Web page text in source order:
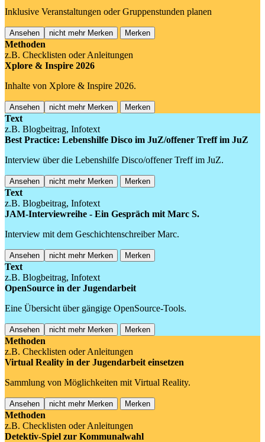
Inklusive Veranstaltungen oder Gruppenstunden planen
Ansehen nicht mehr Merken Merken
Methoden
z.B. Checklisten oder Anleitungen
Xplore & Inspire 2026
Inhalte von Xplore & Inspire 2026.
Ansehen nicht mehr Merken Merken
Text
z.B. Blogbeitrag, Infotext
Best Practice: Lebenshilfe Disco im JuZ/offener Treff im JuZ
Interview über die Lebenshilfe Disco/offener Treff im JuZ.
Ansehen nicht mehr Merken Merken
Text
z.B. Blogbeitrag, Infotext
JAM-Interviewreihe - Ein Gespräch mit Marc S.
Interview mit dem Geschichtenschreiber Marc.
Ansehen nicht mehr Merken Merken
Text
z.B. Blogbeitrag, Infotext
OpenSource in der Jugendarbeit
Eine Übersicht über gängige OpenSource-Tools.
Ansehen nicht mehr Merken Merken
Methoden
z.B. Checklisten oder Anleitungen
Virtual Reality in der Jugendarbeit einsetzen
Sammlung von Möglichkeiten mit Virtual Reality.
Ansehen nicht mehr Merken Merken
Methoden
z.B. Checklisten oder Anleitungen
Detektiv-Spiel zur Kommunalwahl